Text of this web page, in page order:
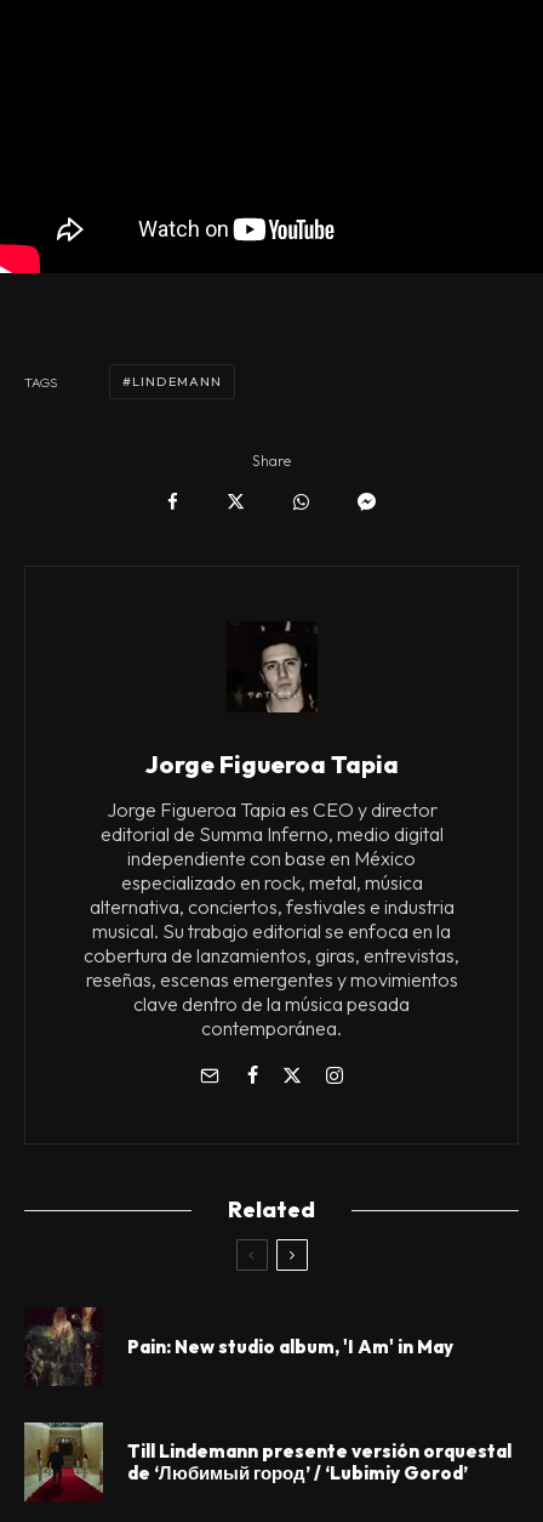
TAGS LINDEMANN
Share
Jorge Figueroa Tapia
Jorge Figueroa Tapia es CEO y director
editorial de Summa Inferno, medio digital
independiente con base en México
especializado en rock, metal, música
alternativa, conciertos, festivales e industria
musical. Su trabajo editorial se enfoca en la
cobertura de lanzamientos, giras, entrevistas,
reseñas, escenas emergentes y movimientos
clave dentro de la música pesada
contemporánea.
Related
Pain: New studio album, 'I Am' in May
Till Lindemann presente versión orquestal
de ‘Любимый город’ / ‘Lubimiy Gorod’